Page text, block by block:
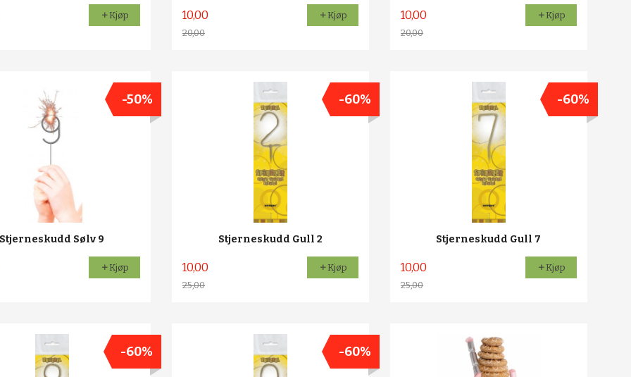
Kjøp 10,00
20,00
Kjøp 10,00
20,00
Kjøp
Stjerneskudd Sølv 9
-50%
Kjøp
Stjerneskudd Gull 2
10,00
25,00
-60%
Kjøp
Stjerneskudd Gull 7
10,00
25,00
-60%
Kjøp
-60% -60%